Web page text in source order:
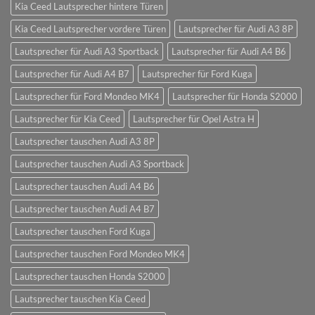
Kia Ceed Lautsprecher hintere Türen
Kia Ceed Lautsprecher vordere Türen
Lautsprecher für Audi A3 8P
Lautsprecher für Audi A3 Sportback
Lautsprecher für Audi A4 B6
Lautsprecher für Audi A4 B7
Lautsprecher für Ford Kuga
Lautsprecher für Ford Mondeo MK4
Lautsprecher für Honda S2000
Lautsprecher für Kia Ceed
Lautsprecher für Opel Astra H
Lautsprecher tauschen Audi A3 8P
Lautsprecher tauschen Audi A3 Sportback
Lautsprecher tauschen Audi A4 B6
Lautsprecher tauschen Audi A4 B7
Lautsprecher tauschen Ford Kuga
Lautsprecher tauschen Ford Mondeo MK4
Lautsprecher tauschen Honda S2000
Lautsprecher tauschen Kia Ceed